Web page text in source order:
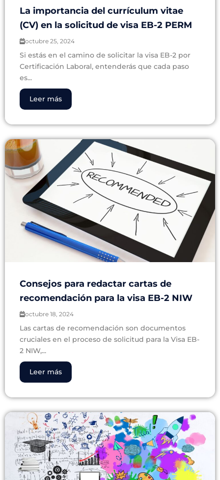
La importancia del currículum vitae
(CV) en la solicitud de visa EB-2 PERM
octubre 25, 2024
Si estás en el camino de solicitar la visa EB-2 por
Certificación Laboral, entenderás que cada paso
es...
Leer más
Consejos para redactar cartas de
recomendación para la visa EB-2 NIW
octubre 18, 2024
Las cartas de recomendación son documentos
cruciales en el proceso de solicitud para la Visa EB-
2 NIW,...
Leer más